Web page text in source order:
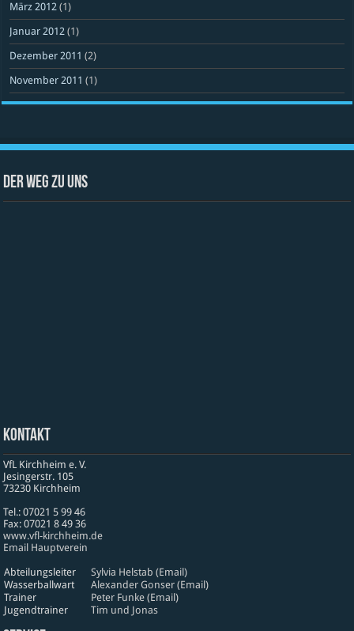
März 2012 (1)
Januar 2012 (1)
Dezember 2011 (2)
November 2011 (1)
Der Weg zu uns
Kontakt
VfL Kirchheim e. V.
Jesinger­str. 105
73230 Kirch­heim
Tel.: 07021 5 99 46
Fax: 07021 8 49 36
www​.vfl​-kirch​heim​.de
Email Hauptverein
Abteilungsleiter
Sylvia Helstab (Email)
Wasserballwart
Alexander Gonser (Email)
Trainer
Peter Funke (Email)
Jugendtrainer
Tim und Jonas